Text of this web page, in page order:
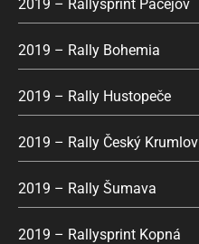
2019 – Rallysprint Pačejov
2019 – Rally Bohemia
2019 – Rally Hustopeče
2019 – Rally Český Krumlov
2019 – Rally Šumava
2019 – Rallysprint Kopná